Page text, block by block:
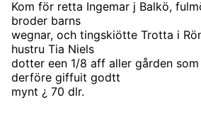
Kom för retta Ingemar j Balkö,
broder barns
wegnar, och tingskiötte Trotta i
hustru Tia Niels
dotter een 1/8 aff aller gården
derföre giffuit godtt
mynt ¿ 70 dlr.